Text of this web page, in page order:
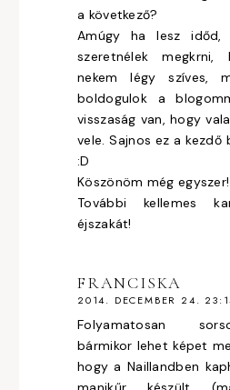
a következő?
Amúgy ha lesz időd,
szeretnélek
nekem légy szíves,
boldogulok a
visszaság van, hogy
vele. Sajnos ez a kezdő
:D
Köszönöm még
További kellemes
éjszakát!
FRANCISKA
2014. DECEMBER 24.
Folyamatosan
bármikor lehet képet
hogy a Naillandben